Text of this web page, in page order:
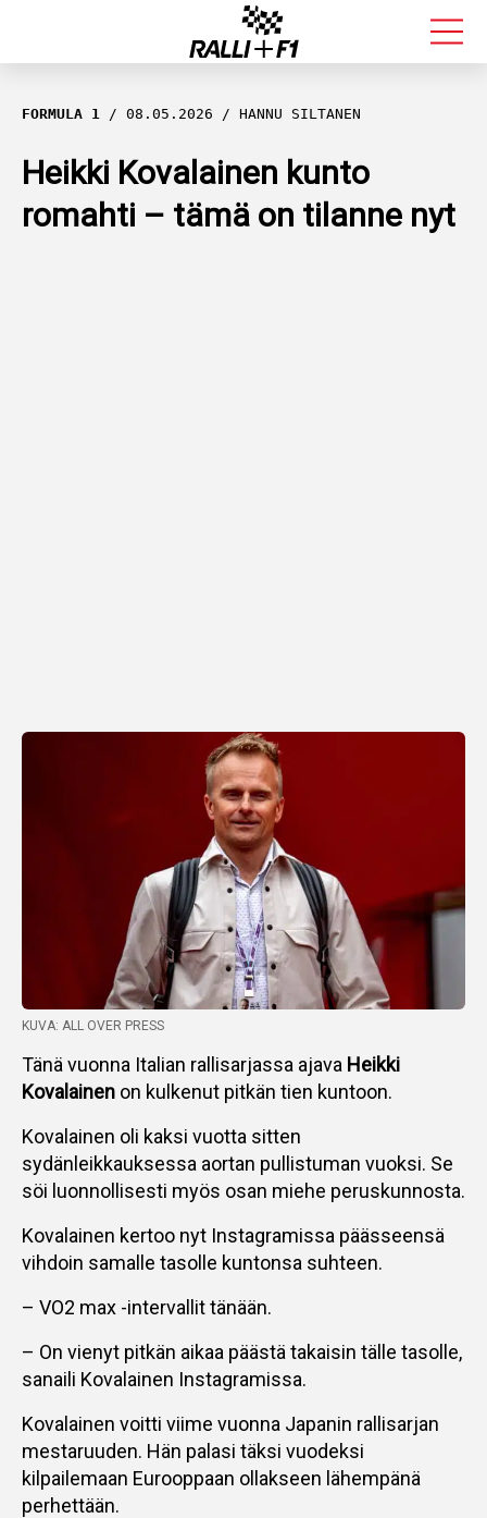
FORMULA 1
RALLI
KALLE ROVANPERÄ
FORMULA 1 08.05.2026 HANNU SILTANEN
Heikki Kovalainen kunto
romahti – tämä on tilanne nyt
KUVA: ALL OVER PRESS
Tänä vuonna Italian rallisarjassa ajava Heikki
Kovalainen on kulkenut pitkän tien kuntoon.
Kovalainen oli kaksi vuotta sitten
sydänleikkauksessa aortan pullistuman vuoksi. Se
söi luonnollisesti myös osan miehe peruskunnosta.
Kovalainen kertoo nyt Instagramissa päässeensä
vihdoin samalle tasolle kuntonsa suhteen.
– VO2 max -intervallit tänään.
– On vienyt pitkän aikaa päästä takaisin tälle tasolle,
sanaili Kovalainen Instagramissa.
Kovalainen voitti viime vuonna Japanin rallisarjan
mestaruuden. Hän palasi täksi vuodeksi
kilpailemaan Eurooppaan ollakseen lähempänä
perhettään.